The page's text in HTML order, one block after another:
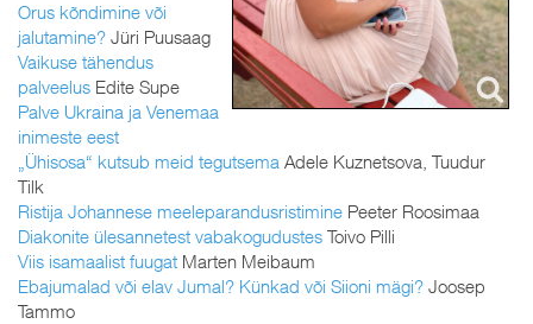
Orus kõndimine või
jalutamine? Jüri Puusaag
Vaikuse tähendus
palveelus Edite Supe
Palve Ukraina ja Venemaa
inimeste eest
„Ühisosa“ kutsub meid tegutsema Adele Kuznetsova, Tuudur
Tilk
Ristija Johannese meeleparandusristimine Peeter Roosimaa
Diakonite ülesannetest vabakogudustes Toivo Pilli
Viis isamaalist fuugat Marten Meibaum
Ebajumalad või elav Jumal? Künkad või Siioni mägi? Joosep
Tammo